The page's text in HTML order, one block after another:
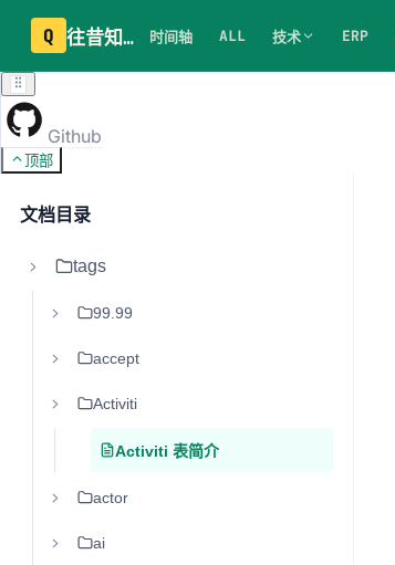
Q 往昔知识库 时间轴 ALL 技术 ERP
Github
顶部
文档目录
tags
99.99
accept
Activiti
Activiti 表简介
actor
ai